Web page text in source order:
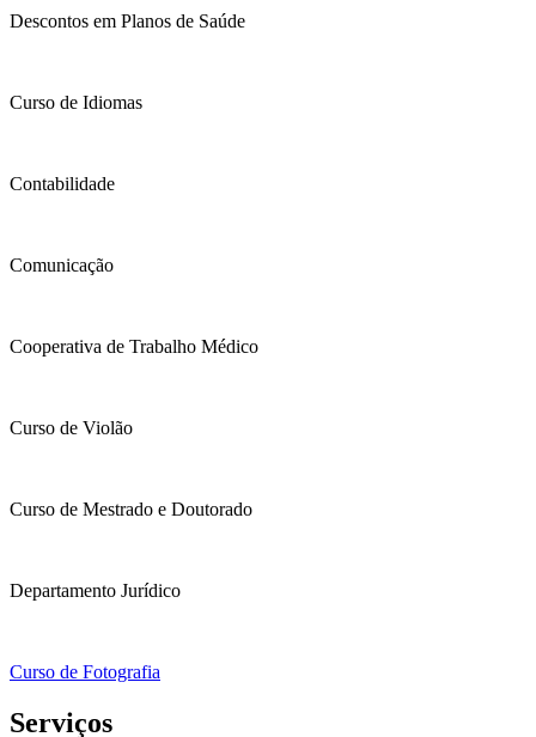
Descontos em Planos de Saúde
Curso de Idiomas
Contabilidade
Comunicação
Cooperativa de Trabalho Médico
Curso de Violão
Curso de Mestrado e Doutorado
Departamento Jurídico
Curso de Fotografia
Serviços